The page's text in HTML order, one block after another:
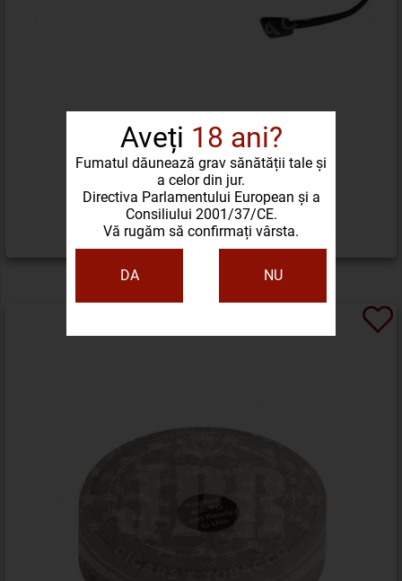
Aveți 18 ani?
Fumatul dăunează grav sănătății tale și
a celor din jur.
Directiva Parlamentului European și a
Consiliului 2001/37/CE.
Vă rugăm să confirmați vârsta.
DA NU
XIKAR TRAVEL HUMIDOR 10 CIGARS
201,33 LEI
DETALII PRODUS